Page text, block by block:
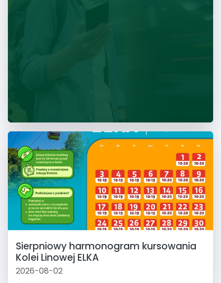
Sierpniowy harmonogram kursowania
Kolei Linowej ELKA
2026-08-02